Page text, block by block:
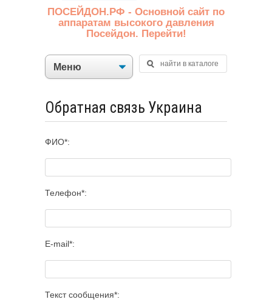
ПОСЕЙДОН.РФ - Основной сайт по
аппаратам высокого давления
Посейдон. Перейти!
Обратная связь Украина
ФИО*:
Телефон*:
E-mail*:
Текст сообщения*: